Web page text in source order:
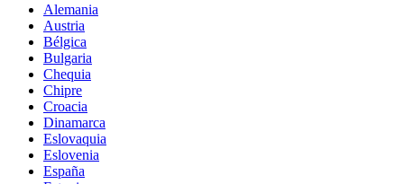
Alemania
Austria
Bélgica
Bulgaria
Chequia
Chipre
Croacia
Dinamarca
Eslovaquia
Eslovenia
España